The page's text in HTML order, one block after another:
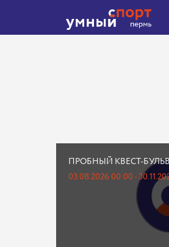
ПРОБНЫЙ КВЕСТ-
03.08.2026 00:00 -